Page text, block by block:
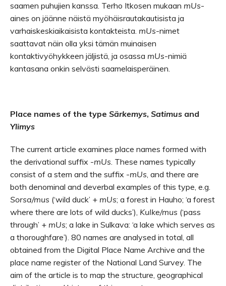
saamen puhujien kanssa. Terho Itkosen mukaan mUs-
aines on jäänne näistä myöhäisrautakautisista ja
varhaiskeskiaikaisista kontakteista. mUs-nimet
saattavat näin olla yksi tämän muinaisen
kontaktivyöhykkeen jäljistä, ja osassa mUs-nimiä
kantasana onkin selvästi saamelaisperäinen.
Place names of the type Särkemys, Satimus and
Ylimys
The current article examines place names formed with
the derivational suffix -mUs. These names typically
consist of a stem and the suffix -mUs, and there are
both denominal and deverbal examples of this type, e.g.
Sorsa/mus (‘wild duck’ + mUs; a forest in Hauho; ‘a forest
where there are lots of wild ducks’), Kulke/mus (‘pass
through’ + mUs; a lake in Sulkava: ‘a lake which serves as
a thoroughfare’). 80 names are analysed in total, all
obtained from the Digital Place Name Archive and the
place name register of the National Land Survey. The
aim of the article is to map the structure, geographical